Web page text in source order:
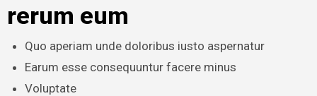
rerum eum
Quo aperiam unde doloribus iusto aspernatur
Earum esse consequuntur facere minus
Voluptate